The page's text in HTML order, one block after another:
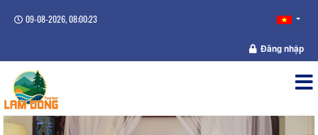
09-08-2026, 08:00:24
Đăng nhập